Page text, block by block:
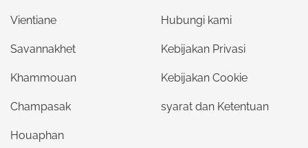
Vientiane
Savannakhet
Khammouan
Champasak
Houaphan
Hubungi kami
Kebijakan Privasi
Kebijakan Cookie
syarat dan Ketentuan